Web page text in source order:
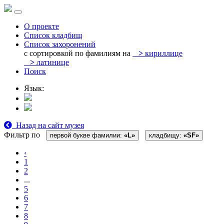
О проекте
Список кладбищ
Список захоронений
с сортировкой по фамилиям на
> кириллице
> латинице
Поиск
Язык:
Назад на сайт музея
Фильтр по
первой букве фамилии: «L» кладбищу: «SF»
‹
1
2
...
5
6
7
8